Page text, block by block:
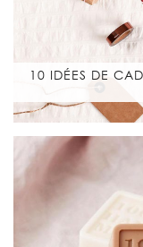
10 IDÉES DE